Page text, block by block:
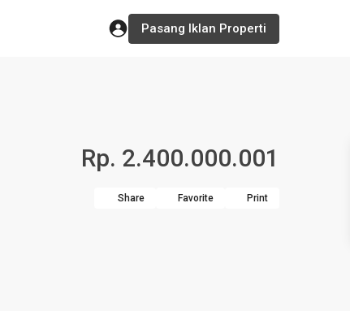
Pasang Iklan Properti
Rp. 2.400.000.001
Share Favorite Print